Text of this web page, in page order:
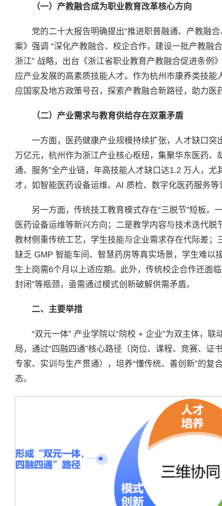
（一）产教融合成为职业教育改革核心方向
党的二十大报告明确提出“推进职普融通、产教融
案》强调 “深化产教融合、校企合作，建设一批产教融
浙江” 战略，出台《浙江省职业教育产教融合促进条例
应产业发展的高素质技能人才。作为杭州市康养类技
应国家及地方政策号召，探索产教融合新路径，助力医
（二）产业需求与教育供给存在双重矛盾
一方面，医药健康产业规模持续扩张，人才缺口突
万亿元，杭州作为浙江产业核心枢纽，集聚华东医药、
通、服务”全产业链，年高技能人才缺口达1.2 万人，尤
才，如智能医药设备运维、AI 质检、数字化医药服务
另一方面，传统技工教育模式存在“三脱节”短板。
医药设备运维等新兴方向；二是教学内容与技术迭代
教材侧重传统工艺，学生技能与企业需求存在代际差
缺乏 GMP 智能车间、智慧药房等真实场景，学生难以
生上岗需6个月以上适应期。此外，传统校企合作还面
封闭”等瓶颈，亟需通过模式创新破解供需矛盾。
二、主要举措
“双元一体” 产业学院以“院校 + 企业”为双主体，
局，通过“四融四通”核心路径（岗位、课程、竞赛、证
专家、实训与生产贯通），培养“懂传统、善创新”的复
态。